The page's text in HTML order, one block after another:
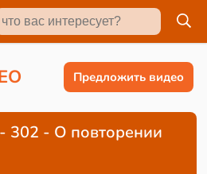
O Предложить видео
302 - О повторении